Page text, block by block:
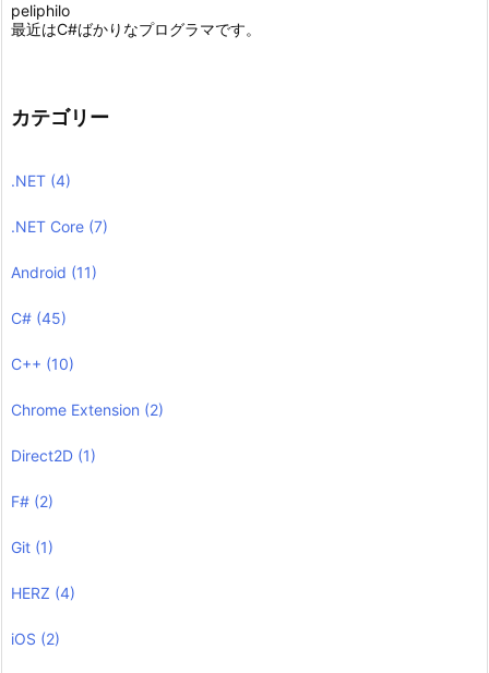
peliphilo
最近はC#ばかりなプログラマです。
カテゴリー
.NET (4)
.NET Core (7)
Android (11)
C# (45)
C++ (10)
Chrome Extension (2)
Direct2D (1)
F# (2)
Git (1)
HERZ (4)
iOS (2)